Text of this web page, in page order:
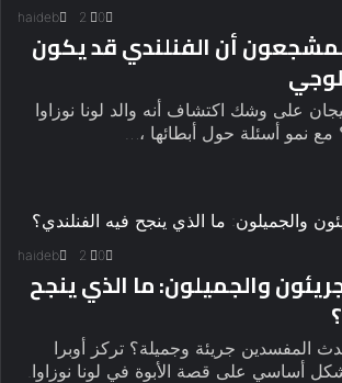
haideb 0
أن الفنلندي قد يكون
على وشك اكتشاف أنه والد لونا نوزاوا
نمو أسئلة حول أبطائها ،…
haideb 0
والجميلون: ما الذي ينجح
المفسدين جريئة وجميلة؟ تركز أوبرا
أساسي على قصة الأبوة في لونا نوزاوا.